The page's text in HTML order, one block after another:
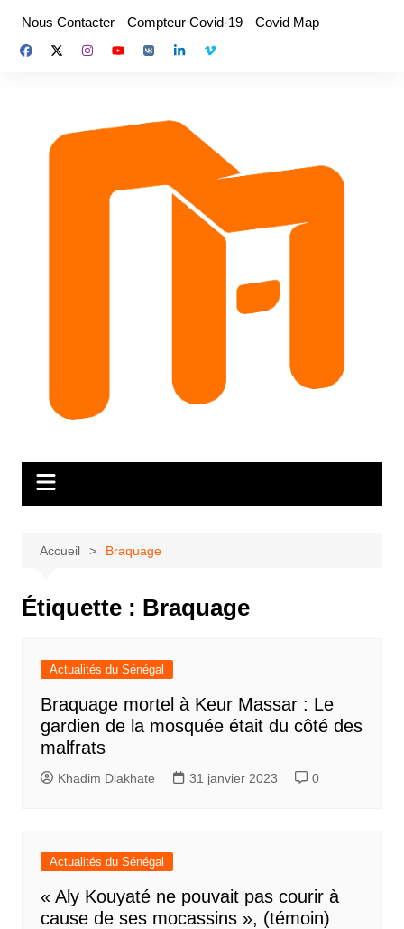
contenu
Nous Contacter Compteur Covid-19 Covid Map
Accueil Braquage
Étiquette : Braquage
Actualités du Sénégal
Braquage mortel à Keur Massar : Le
gardien de la mosquée était du côté des
malfrats
Khadim Diakhate 31 janvier 2023 0
Actualités du Sénégal
« Aly Kouyaté ne pouvait pas courir à
cause de ses mocassins », (témoin)